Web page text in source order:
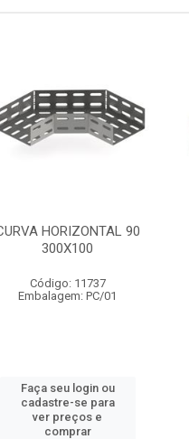
EMENDA PARA
ELETROCALHA 300X100
Código: 11738
Embalagem: PRÉ-ZINCADO
Faça seu login ou
cadastre-se para
ver preços e
comprar